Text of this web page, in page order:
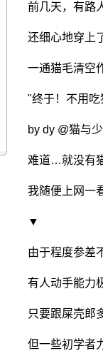
前几天，有路
还细心地穿上
一通猫毛清空
"终于！不用吃
by dy @猫与
难道…就没有
我随便上网一
▼
由于程度参差
有人动手能力
只要跟屎壳郎
但一些初学者